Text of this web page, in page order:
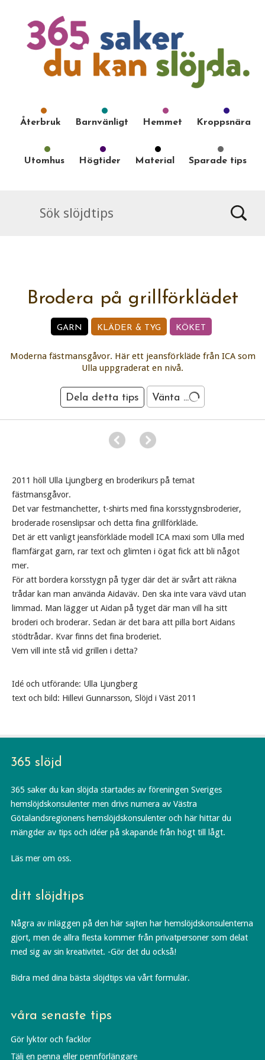
Återbruk Barnvänligt Hemmet Kroppsnära
Utomhus Högtider Material Sparade tips
Brodera på grillförklädet
GARN KLÄDER & TYG KÖKET
Moderna fästmansgåvor. Här ett jeansförkläde från ICA som
Ulla uppgraderat en nivå.
Dela detta tips Vänta ...
2011 höll Ulla Ljungberg en broderikurs på temat
fästmansgåvor.
Det var festmanchetter, t-shirts med fina korsstygnsbroderier,
broderade rosenslipsar och detta fina grillförkläde.
Det är ett vanligt jeansförkläde modell ICA maxi som Ulla med
flamfärgat garn, rar text och glimten i ögat fick att bli något
mer.
För att bordera korsstygn på tyger där det är svårt att räkna
trådar kan man använda Aidaväv. Den ska inte vara vävd utan
limmad. Man lägger ut Aidan på tyget där man vill ha sitt
broderi och broderar. Sedan är det bara att pilla bort Aidans
stödtrådar. Kvar finns det fina broderiet.
Vem vill inte stå vid grillen i detta?
Idé och utförande: Ulla Ljungberg
text och bild: Hillevi Gunnarsson, Slöjd i Väst 2011
365 slöjd
365 saker du kan slöjda startades av föreningen Sveriges
hemslöjdskonsulenter men drivs numera av Västra
Götalandsregionens hemslöjdskonsulenter och här hittar du
mängder av tips och idéer på skapande från högt till lågt.
Läs mer om oss.
ditt slöjdtips
Några av inläggen på den här sajten har hemslöjdskonsulenterna
gjort, men de allra flesta kommer från privatpersoner som delat
med sig av sin kreativitet. -Gör det du också!
Bidra med dina bästa slöjdtips via vårt formulär.
våra senaste tips
Gör lyktor och facklor
Tälj en penna eller pennförlängare